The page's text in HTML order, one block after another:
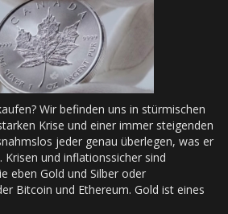
Wir befinden uns in stürmischen
Krise und einer immer steigenden
jeder genau überlegen, was er
und inflationssicher sind
eben Gold und Silber oder
Bitcoin und Ethereum. Gold ist eines